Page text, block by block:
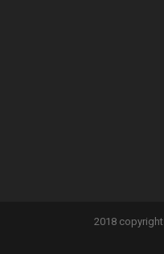
2018 copyright